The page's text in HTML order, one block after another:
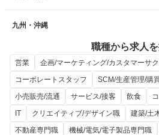
九州・沖縄
職種から求人
営業
企画/マーケティング/カスタマーサ
コーポレートスタッフ
SCM/生産管理/購
小売販売/流通
サービス/接客 飲食
IT
クリエイティブ/デザイン職
建築/土
不動産専門職
機械/電気/電子製品専門職